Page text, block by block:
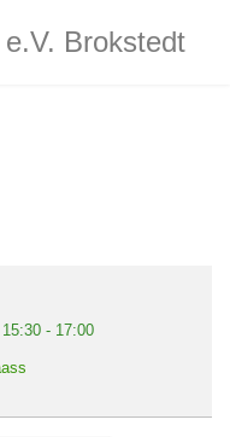
Brokstedt
-
15:30 - 17:00